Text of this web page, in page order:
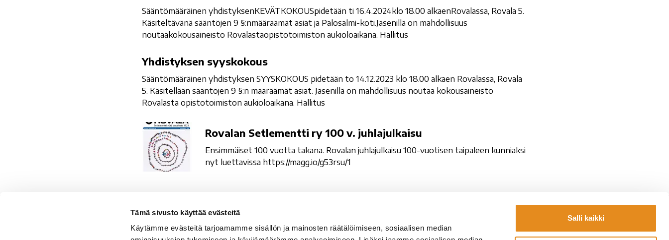
Tämä sivusto käyttää evästeitä
Käytämme evästeitä tarjoamamme sisällön ja mainosten räätälöimiseen, sosiaalisen median
Salli kaikki
Sääntömääräinen yhdistyksenKEVÄTKOKOUSpidetään ti 16.4.2024klo 18.00 alkaenRovalassa, Rovala 5.
Käsiteltävänä sääntöjen 9 §:nmääräämät asiat ja Palosalmi-koti.Jäsenillä on mahdollisuus
noutaakokousaineisto Rovalastaopistotoimiston aukioloaikana. Hallitus
Yhdistyksen
Yhdistyksen syyskokous
Sääntömääräinen yhdistyksen SYYSKOKOUS pidetään to 14.12.2023 klo 18.00 alkaen Rovalassa, Rovala
5. Käsitellään sääntöjen 9 §:n määräämät asiat. Jäsenillä on mahdollisuus noutaa kokousaineisto
Rovalasta opistotoimiston aukioloaikana. Hallitus
Rovalan
Setlementti
ry
100
Rovalan Setlementti ry 100 v. juhlajulkaisu
Ensimmäiset 100 vuotta takana. Rovalan juhlajulkaisu 100-vuotisen taipaleen kunniaksi
nyt luettavissa https://magg.io/g53rsu/1
Rovalan Setlementti ry
Rovala 5
Sähköpostit
etunimi.sukunimi@rovala.fi
Laskutustiedot